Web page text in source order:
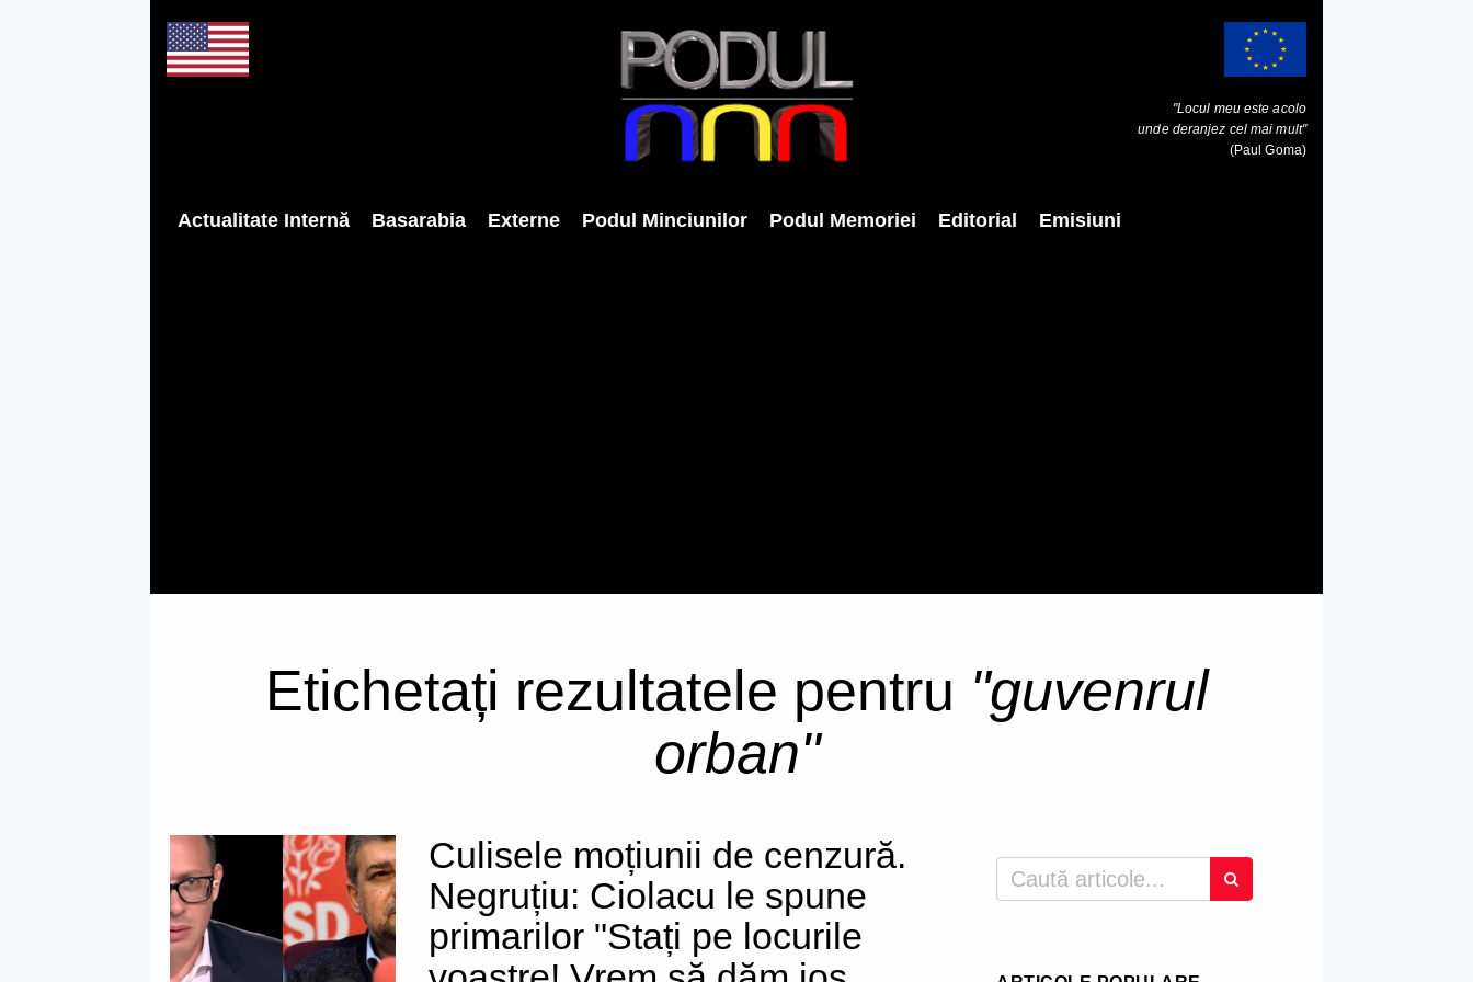
"Locul meu este acolo
unde deranjez cel mai mult"
(Paul Goma)
Actualitate Internă Basarabia Externe Podul Minciunilor Podul Memoriei Editorial Emisiuni
Etichetați rezultatele pentru "guvenrul
orban"
Culisele moțiunii de cenzură.
Negruțiu: Ciolacu le spune
primarilor "Stați pe locurile